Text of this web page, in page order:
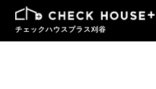
チェックハウスプラス刈谷